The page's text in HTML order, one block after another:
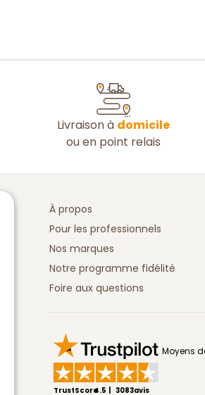
Livraison à domicile
ou en point relais
À propos
Pour les professionnels
Nos marques
Notre programme fidélité
Foire aux questions
Truspilot : La Boutique des
TrustScore4.5 3083avis
Moyens